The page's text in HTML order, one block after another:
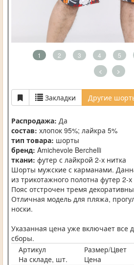
1 2 3 4 5
< >
Закладки Другие
Распродажа: Да
состав: хлопок 95%; лайкра 5%
тип товара: шорты
бренд: Amichevole Berchelli
ткани: футер с лайкрой 2-х нитка
Шорты мужские с карманами.
из трикотажного полотна футер 2-
Пояс отстрочен тремя
Отличная модель для пляжа,
носки.
Указанная цена уже включает все
сборы.
Артикул
Размер/Цвет
На складе, шт.
Цена